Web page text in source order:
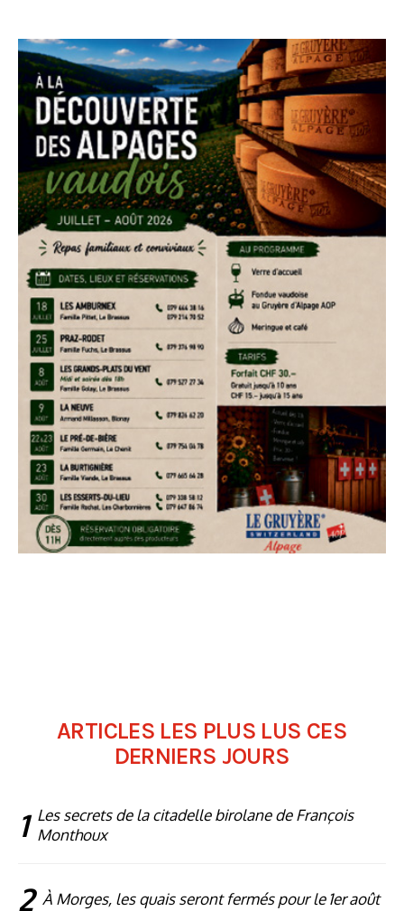
ARTICLES LES PLUS LUS CES
DERNIERS JOURS
1 Les secrets de la citadelle birolane de François
Monthoux
2 À Morges, les quais seront fermés pour le 1er août